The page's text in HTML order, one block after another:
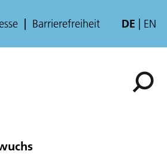
Barrierefreiheit DE EN